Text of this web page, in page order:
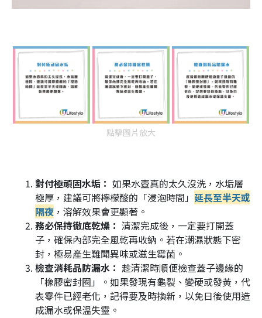
點擊圖片放大
對付極頑固水垢： 如果水壺真的太久沒洗，水垢層
極厚，建議可將檸檬酸的「浸泡時間」 延長至半天或
隔夜 ，溶解效果會更顯著。
務必保持徹底乾燥： 清潔完成後，一定要打開蓋
子，確保內部完全風乾再收納。若在潮濕狀態下密
封，極易產生難聞異味或滋生霉菌。
檢查消耗品防漏水： 趁清潔時順便檢查蓋子邊緣的
「橡膠密封圈」。如果發現有龜裂、變硬或發黃，代
表零件已經老化，記得要及時換新，以免日後使用造
成漏水或保溫失靈。